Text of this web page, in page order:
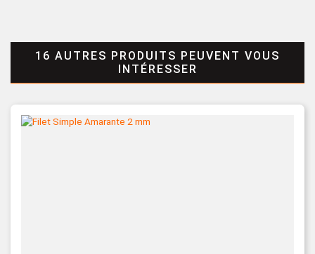
16 AUTRES PRODUITS PEUVENT VOUS
INTÉRESSER